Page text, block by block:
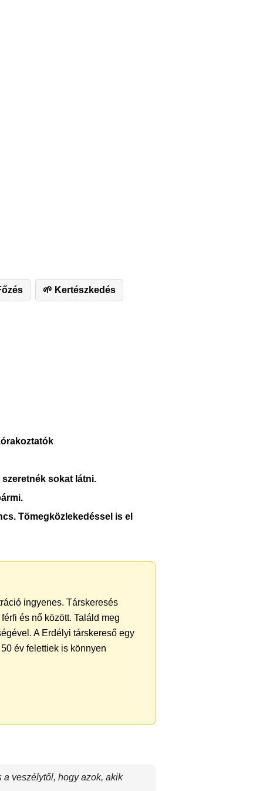
🌱 Kertészkedés
sokat látni.
Tömegközlekedéssel is el
ingyenes. Társkeresés
és nő között. Találd meg
A Erdélyi társkereső egy
év felettiek is könnyen
a veszélytől, hogy azok, akik